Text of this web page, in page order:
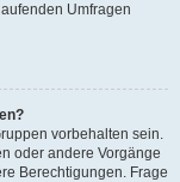
Umfragen
vorbehalten sein.
oder andere Vorgänge
Berechtigungen. Frage